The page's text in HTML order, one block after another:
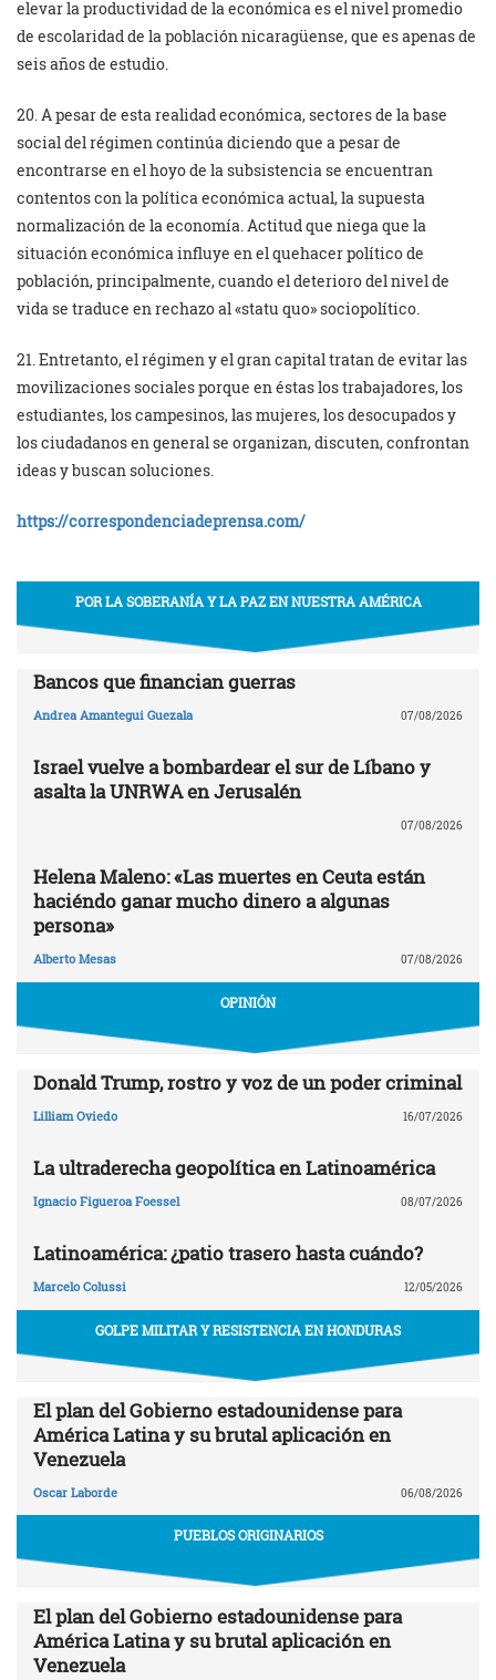
elevar la productividad de la económica es el nivel promedio
de escolaridad de la población nicaragüense, que es apenas de
seis años de estudio.
20. A pesar de esta realidad económica, sectores de la base
social del régimen continúa diciendo que a pesar de
encontrarse en el hoyo de la subsistencia se encuentran
contentos con la política económica actual, la supuesta
normalización de la economía. Actitud que niega que la
situación económica influye en el quehacer político de
población, principalmente, cuando el deterioro del nivel de
vida se traduce en rechazo al «statu quo» sociopolítico.
21. Entretanto, el régimen y el gran capital tratan de evitar las
movilizaciones sociales porque en éstas los trabajadores, los
estudiantes, los campesinos, las mujeres, los desocupados y
los ciudadanos en general se organizan, discuten, confrontan
ideas y buscan soluciones.
https://correspondenciadeprensa.com/
POR LA SOBERANÍA Y LA PAZ EN NUESTRA AMÉRICA
Bancos que financian guerras
Andrea Amantegui Guezala 07/08/2026
Israel vuelve a bombardear el sur de Líbano y
asalta la UNRWA en Jerusalén
07/08/2026
Helena Maleno: «Las muertes en Ceuta están
haciéndo ganar mucho dinero a algunas
persona»
Alberto Mesas 07/08/2026
OPINIÓN
Donald Trump, rostro y voz de un poder criminal
Lilliam Oviedo 16/07/2026
La ultraderecha geopolítica en Latinoamérica
Ignacio Figueroa Foessel 08/07/2026
Latinoamérica: ¿patio trasero hasta cuándo?
Marcelo Colussi 12/05/2026
GOLPE MILITAR Y RESISTENCIA EN HONDURAS
El plan del Gobierno estadounidense para
América Latina y su brutal aplicación en
Venezuela
Oscar Laborde 06/08/2026
PUEBLOS ORIGINARIOS
El plan del Gobierno estadounidense para
América Latina y su brutal aplicación en
Venezuela